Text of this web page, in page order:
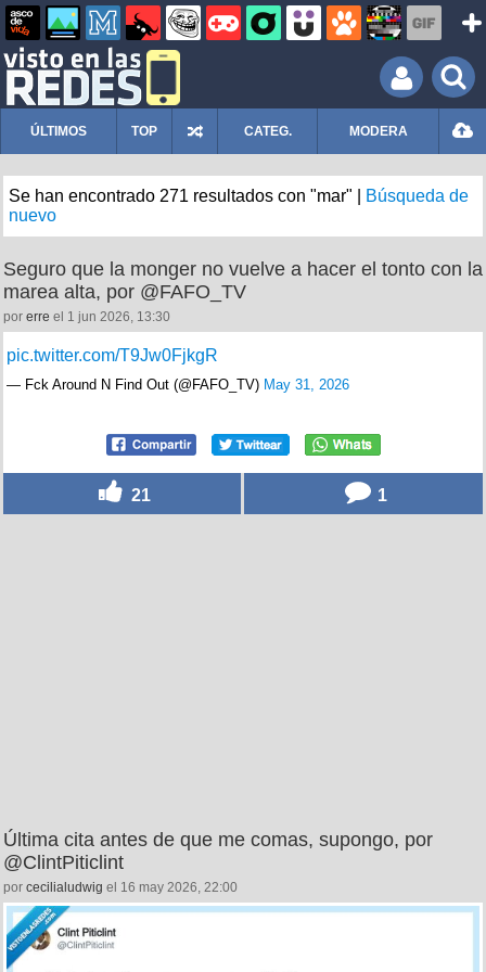
ÚLTIMOS TOP CATEG. MODERA
Se han encontrado 271 resultados con "mar" |
Búsqueda de
nuevo
Seguro que la monger no vuelve a hacer el tonto con la
marea alta, por @FAFO_TV
por erre el 1 jun 2026, 13:30
pic.twitter.com/T9Jw0FjkgR
— Fck Around N Find Out (@FAFO_TV) May 31, 2026
21 1
Última cita antes de que me comas, supongo, por
@ClintPiticlint
por cecilialudwig el 16 may 2026, 22:00